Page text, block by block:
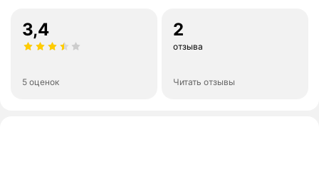
3,4
5 оценок
2
отзыва
Читать отзывы